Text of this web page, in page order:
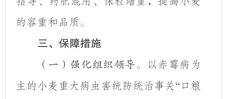
的容重和品质。
三、保障措施
（一）强化组织领导。
以赤霉病为
主的小麦重大病虫害统防统治事关“ 口粮